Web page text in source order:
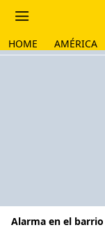
HOME AMÉRICA
Alarma en el